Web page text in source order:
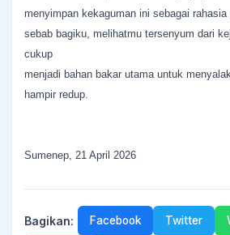
menyimpan kekaguman ini sebagai rahasia
sebab bagiku, melihatmu tersenyum dari
cukup
menjadi bahan bakar utama untuk
hampir redup.
Sumenep, 21 April 2026
Bagikan: Facebook Twitter